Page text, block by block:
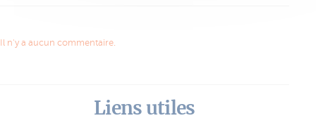
Il n'y a aucun commentaire.
Liens utiles